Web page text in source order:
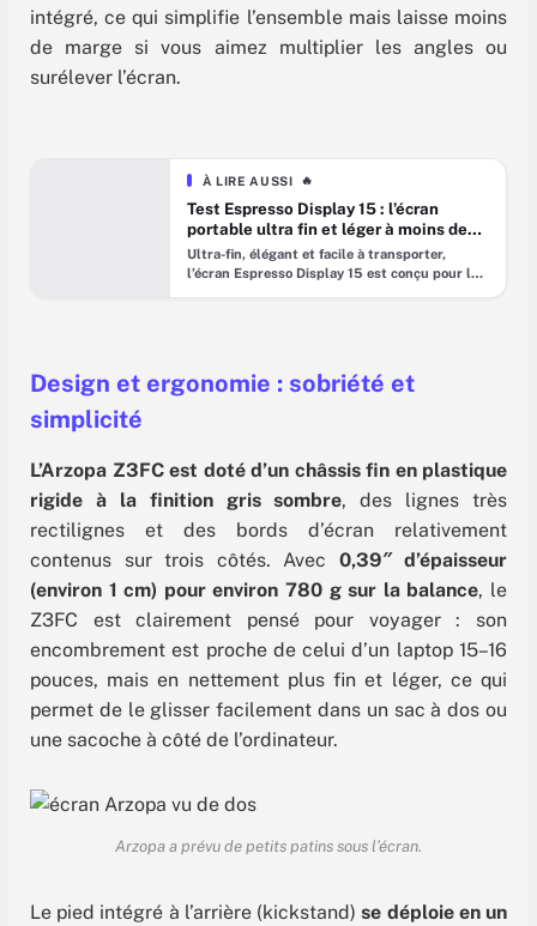
intégré, ce qui simplifie l’ensemble mais laisse moins
de marge si vous aimez multiplier les angles ou
surélever l’écran.
À LIRE AUSSI 🔥
Test Espresso Display 15 : l’écran
portable ultra fin et léger à moins de
300€
Ultra-fin, élégant et facile à transporter,
l’écran Espresso Display 15 est conçu pour les
sans alourdir le sac, l’Espresso Display 15
Design et ergonomie : sobriété et
simplicité
L’Arzopa Z3FC est doté d’un châssis fin en plastique
rigide à la finition gris sombre, des lignes très
rectilignes et des bords d’écran relativement
contenus sur trois côtés. Avec 0,39″ d’épaisseur
(environ 1 cm) pour environ 780 g sur la balance, le
Z3FC est clairement pensé pour voyager : son
encombrement est proche de celui d’un laptop 15–16
pouces, mais en nettement plus fin et léger, ce qui
permet de le glisser facilement dans un sac à dos ou
une sacoche à côté de l’ordinateur.
Arzopa a prévu de petits patins sous l’écran.
Le pied intégré à l’arrière (kickstand) se déploie en un